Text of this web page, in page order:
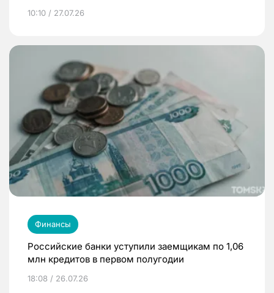
10:10 / 27.07.26
Финансы
Российские банки уступили заемщикам по 1,06
млн кредитов в первом полугодии
18:08 / 26.07.26